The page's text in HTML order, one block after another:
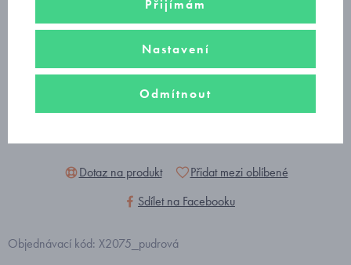
Dotaz na produkt
Přidat mezi oblíbené
Sdílet na Facebooku
Objednávací kód: X2075_pudrová
Přijímám
Nastavení
Odmítnout